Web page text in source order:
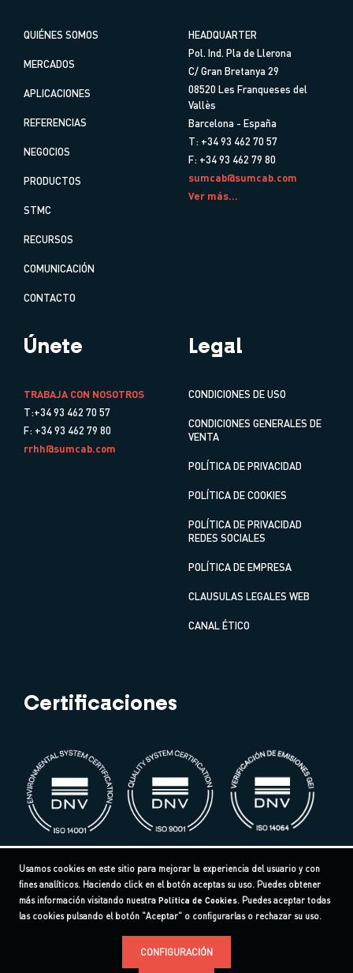
QUIÉNES SOMOS
MERCADOS
APLICACIONES
REFERENCIAS
NEGOCIOS
PRODUCTOS
STMC
RECURSOS
COMUNICACIÓN
CONTACTO
HEADQUARTER
Pol. Ind. Pla de Llerona
C/ Gran Bretanya 29
08520 Les Franqueses del
Vallès
Barcelona - España
T: +34 93 462 70 57
F: +34 93 462 79 80
sumcab@sumcab.com
Ver más...
Únete
TRABAJA CON NOSOTROS
T:+34 93 462 70 57
F: +34 93 462 79 80
rrhh@sumcab.com
Legal
CONDICIONES DE USO
CONDICIONES GENERALES DE
VENTA
POLÍTICA DE PRIVACIDAD
POLÍTICA DE COOKIES
POLÍTICA DE PRIVACIDAD
REDES SOCIALES
POLÍTICA DE EMPRESA
CLAUSULAS LEGALES WEB
CANAL ÉTICO
Certificaciones
Usamos cookies en este sitio para mejorar la experiencia del usuario y con
fines analíticos. Haciendo click en el botón aceptas su uso. Puedes obtener
más información visitando nuestra Política de Cookies. Puedes aceptar todas
las cookies pulsando el botón "Aceptar" o configurarlas o rechazar su uso.
CONFIGURACIÓN